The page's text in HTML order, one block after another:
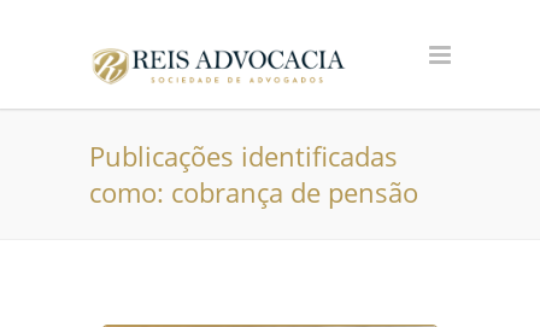
Publicações identificadas
como: cobrança de pensão